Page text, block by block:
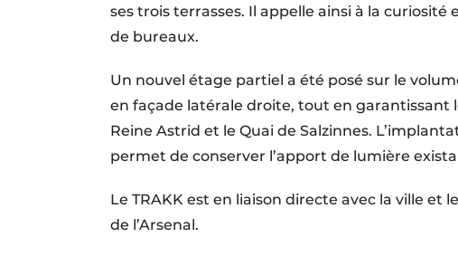
ses trois terrasses. Il appelle ainsi à la
de bureaux.
Un nouvel étage partiel a été posé sur le
en façade latérale droite, tout en garantissant
Reine Astrid et le Quai de Salzinnes.
permet de conserver l’apport de lumière
Le TRAKK est en liaison directe avec la ville et
de l’Arsenal.